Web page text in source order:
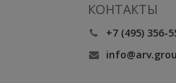
КОНТАКТЫ
+7 (495) 356-